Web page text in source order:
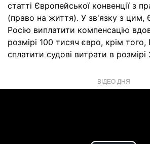
статті Європейської конвенції з
(право на життя). У зв'язку з цим,
Росію виплатити компенсацію
розмірі 100 тисяч євро, крім
сплатити судові витрати в
ВІДЕО ДНЯ